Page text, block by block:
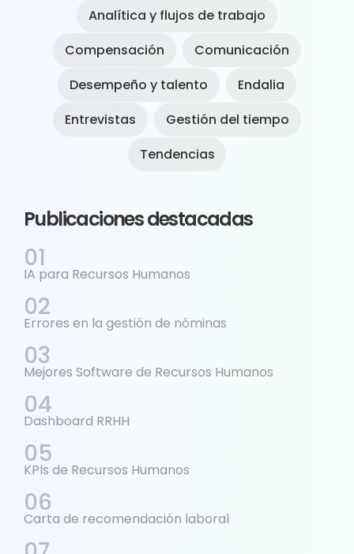
Analítica y flujos de trabajo
Compensación
Comunicación
Desempeño y talento
Endalia
Entrevistas
Gestión del tiempo
Tendencias
Publicaciones destacadas
IA para Recursos Humanos
Errores en la gestión de nóminas
Mejores Software de Recursos Humanos
Dashboard RRHH
KPIs de Recursos Humanos
Carta de recomendación laboral